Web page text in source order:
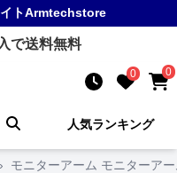
トArmtechstore
で送料無料
0 0
人気ランキング
› モニターアーム モニターア